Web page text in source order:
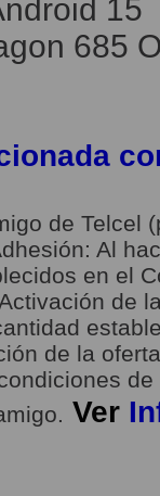
15
685
de Telcel
Al
en el
de
de la
Ver